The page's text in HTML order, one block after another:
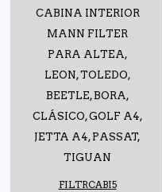
CABINA INTERIOR
MANN FILTER
PARA ALTEA,
LEON, TOLEDO,
BEETLE, BORA,
CLÁSICO, GOLF A4,
JETTA A4, PASSAT,
TIGUAN
FILTRCABI5